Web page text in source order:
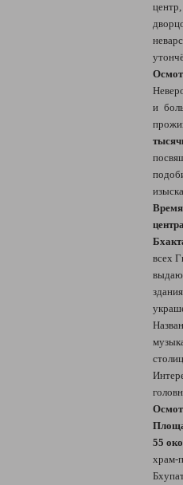
и
центра
всех
55